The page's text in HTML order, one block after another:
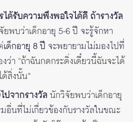
ได้รับความพึงพอใจได้ดี ถ้ารางวัล
ยพบว่าเด็กอายุ 5-6 ปี จะรู้จักหา
เด็กอายุ 8 ปี จะพยายามไม่มองไปที่
ว่า “ถ้าฉันกดกระดิ่งเดี๋ยวนี้ฉันจะได้
สิ่งนั้น”
ปจากรางวัล นักวิจัยพบว่าเด็กอายุ
อื่นที่ไม่เกี่ยวข้องกับรางวัลในขณะ